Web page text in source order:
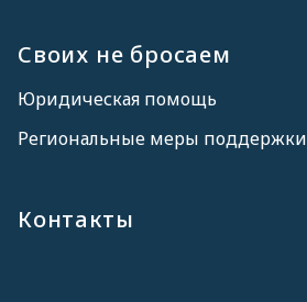
Своих не бросаем
Юридическая помощь
Региональные меры поддержки
Контакты